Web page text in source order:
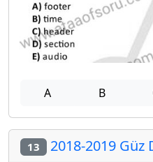
A B
13 2018-2019 Güz